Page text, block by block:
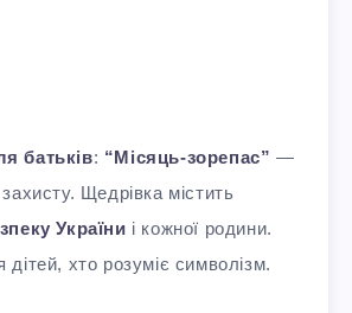
батьків: “Місяць-зорепас” —
Щедрівка містить
України і кожної родини.
хто розуміє символізм.